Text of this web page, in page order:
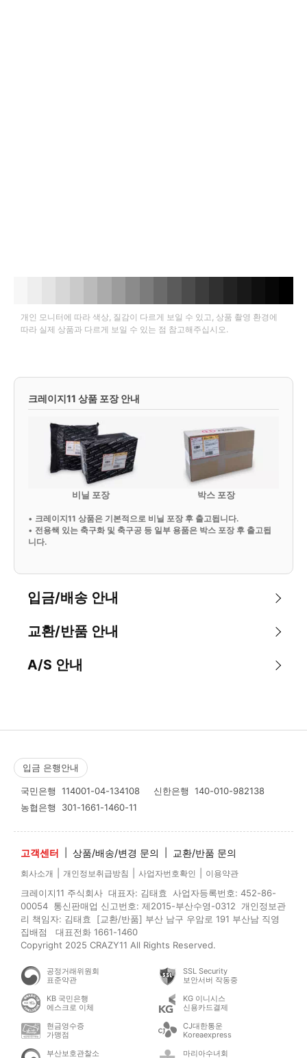
개인 모니터에 따라 색상, 질감이 다르게 보일 수 있고, 상품 촬영 환경에
따라 실제 상품과 다르게 보일 수 있는 점 참고해주십시오.
크레이지11 상품 포장 안내
비닐 포장 박스 포장
• 크레이지11 상품은 기본적으로 비닐 포장 후 출고됩니다.
• 전용쌕 있는 축구화 및 축구공 등 일부 용품은 박스 포장 후 출고됩
니다.
입금/배송 안내
교환/반품 안내
A/S 안내
입금 은행안내
국민은행 114001-04-134108 신한은행 140-010-982138
농협은행 301-1661-1460-11
고객센터 상품/배송/변경 문의 교환/반품 문의
회사소개 개인정보취급방침 사업자번호확인 이용약관
크레이지11 주식회사 대표자: 김태효 사업자등록번호: 452-86-
00054 통신판매업 신고번호: 제2015-부산수영-0312 개인정보관
리 책임자: 김태효 [교환/반품] 부산 남구 우암로 191 부산남 직영
집배점 대표전화 1661-1460
Copyright 2025 CRAZY11 All Rights Reserved.
공정거래위원회
표준약관
SSL Security
보안서버 작동중
KB 국민은행
에스크로 이체
KG 이니시스
신용카드결제
현금영수증
가맹점
CJ대한통운
Koreaexpress
부산보호관찰소
마리아수녀회